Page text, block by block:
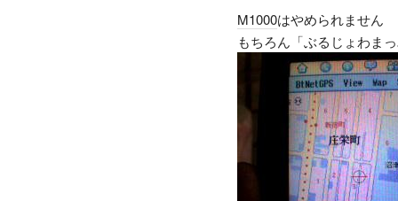
M1000はやめられません
もちろん「ぶるじょわま